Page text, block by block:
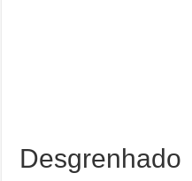
Desgrenhado